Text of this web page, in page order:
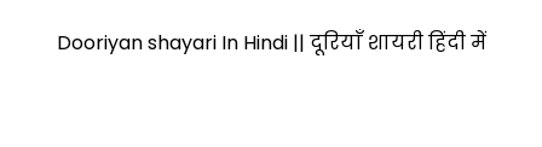
Dooriyan shayari In Hindi || दूरियाँ शायरी हिंदी में